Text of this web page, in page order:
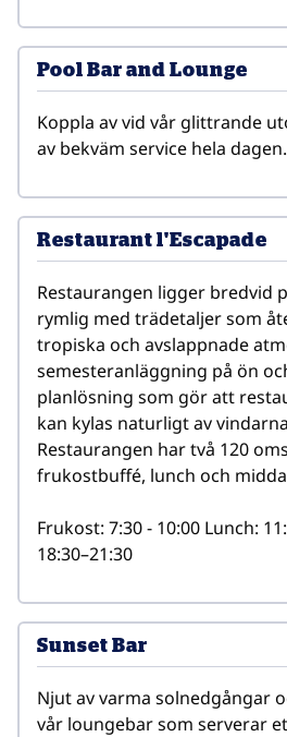
Pool Bar and Lounge
Koppla av vid vår glittrande
av bekväm service hela dagen.
Restaurant l'Escapade
Restaurangen ligger bredvid
rymlig med trädetaljer som
tropiska och avslappnade
semesteranläggning på ön
planlösning som gör att
kan kylas naturligt av
Restaurangen har två 120
frukostbuffé, lunch och
Frukost: 7:30 - 10:00 Lunch:
18:30–21:30
Sunset Bar
Njut av varma solnedgångar
vår loungebar som serverar